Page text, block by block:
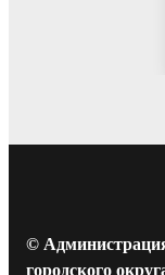
©
городского